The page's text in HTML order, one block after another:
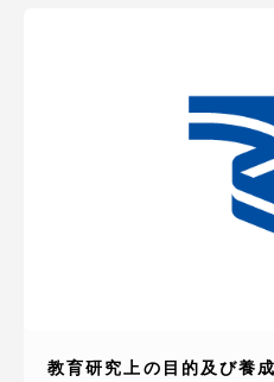
教育研究上の目的及び養